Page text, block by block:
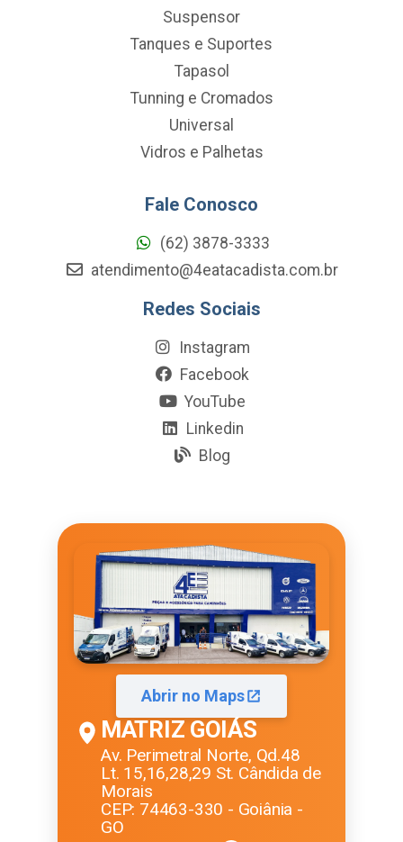
Suspensor
Tanques e Suportes
Tapasol
Tunning e Cromados
Universal
Vidros e Palhetas
Fale Conosco
(62) 3878-3333
atendimento@4eatacadista.com.br
Redes Sociais
Instagram
Facebook
YouTube
Linkedin
Blog
Abrir no Maps
MATRIZ GOIÁS
Av. Perimetral Norte, Qd.48
Lt. 15,16,28,29 St. Cândida de
Morais
CEP: 74463-330 - Goiânia -
GO